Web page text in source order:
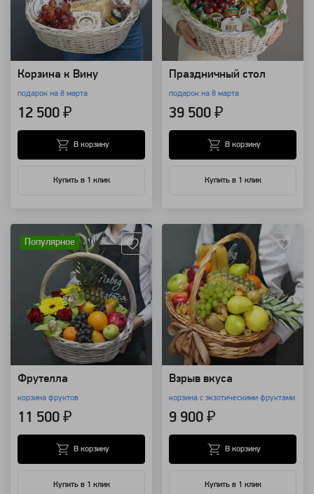
Корзина к Вину
подарок на 8 марта
12 500 ₽
Купить в 1 клик
В корзину
Праздничный стол
подарок на 8 марта
39 500 ₽
Купить в 1 клик
В корзину
Популярное
Фрутелла
корзина фруктов
11 500 ₽
Купить в 1 клик
В корзину
Взрыв вкуса
корзина с экзотическими фруктами
9 900 ₽
Купить в 1 клик
В корзину